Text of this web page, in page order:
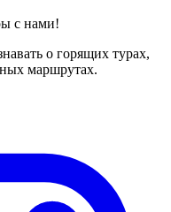
с нами!
о горящих турах,
маршрутах.